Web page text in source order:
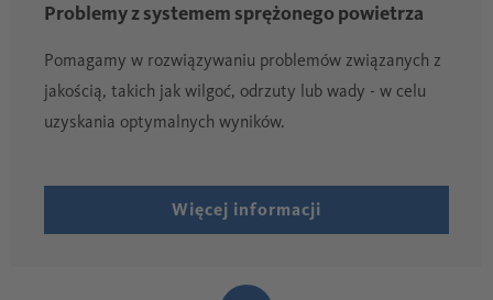
Problemy z systemem sprężonego powietrza
Pomagamy w rozwiązywaniu problemów związanych z
jakością, takich jak wilgoć, odrzuty lub wady - w celu
uzyskania optymalnych wyników.
Więcej informacji